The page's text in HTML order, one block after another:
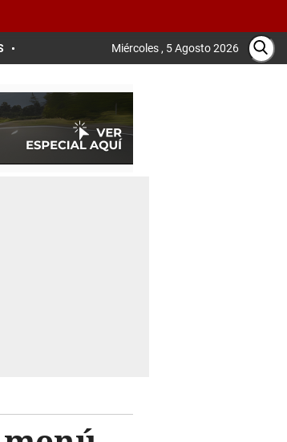
Miércoles , 5 Agosto 2026